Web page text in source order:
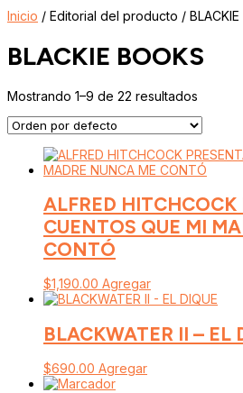
Inicio / Editorial del producto / BLACKIE
BLACKIE BOOKS
Mostrando 1–9 de 22 resultados
ALFRED HITCHCOCK
CUENTOS QUE MI
CONTÓ
$1,190.00 Agregar
BLACKWATER II – EL
$690.00 Agregar